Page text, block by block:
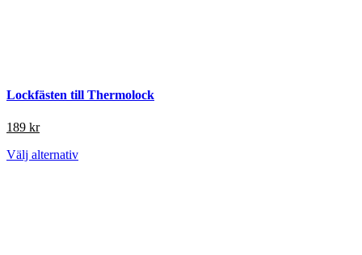
Lockfästen till Thermolock
189 kr
Välj alternativDen